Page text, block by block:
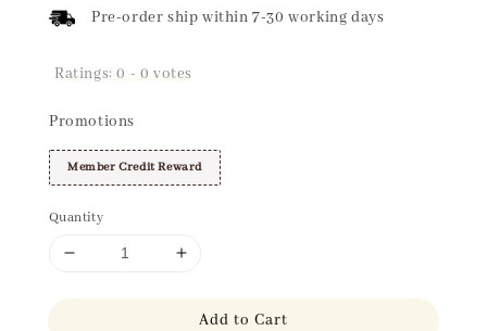
Pre-order ship within 7-30 working days
Ratings:0 - 0 votes
Promotions
Member Credit Reward
Quantity
Add to Cart